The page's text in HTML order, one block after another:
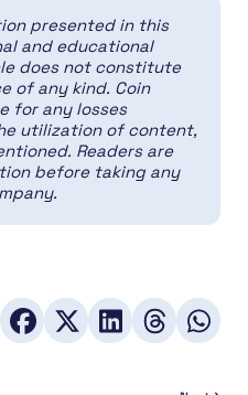
presented in this
and educational
does not constitute
of any kind. Coin
for any losses
utilization of content,
Readers are
before taking any